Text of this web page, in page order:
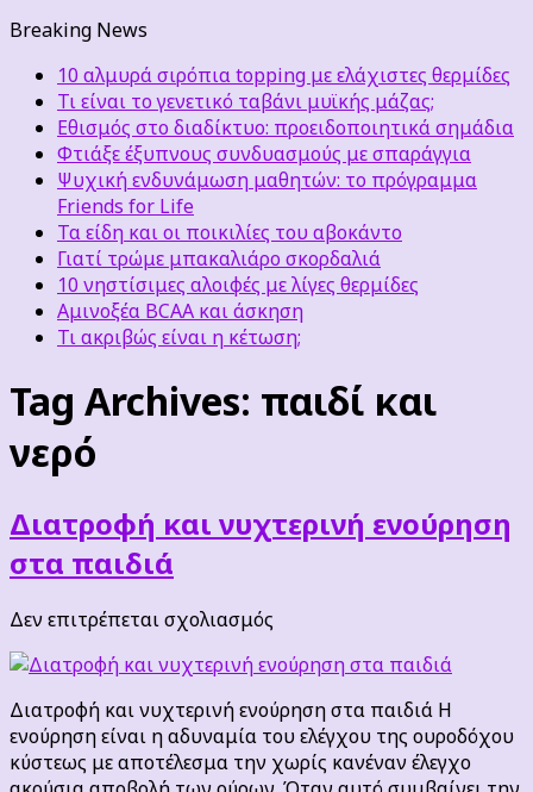
Breaking News
10 αλμυρά σιρόπια topping με ελάχιστες θερμίδες
Τι είναι το γενετικό ταβάνι μυϊκής μάζας;
Εθισμός στο διαδίκτυο: προειδοποιητικά σημάδια
Φτιάξε έξυπνους συνδυασμούς με σπαράγγια
Ψυχική ενδυνάμωση μαθητών: το πρόγραμμα
Friends for Life
Τα είδη και οι ποικιλίες του αβοκάντο
Γιατί τρώμε μπακαλιάρο σκορδαλιά
10 νηστίσιμες αλοιφές με λίγες θερμίδες
Αμινοξέα BCAA και άσκηση
Τι ακριβώς είναι η κέτωση;
Tag Archives: παιδί και
νερό
Διατροφή και νυχτερινή ενούρηση
στα παιδιά
Δεν επιτρέπεται σχολιασμός
και
νυχτερινή
ενούρηση
στα
παιδιά
Διατροφή και νυχτερινή ενούρηση στα παιδιά Η
ενούρηση είναι η αδυναμία του ελέγχου της ουροδόχου
κύστεως με αποτέλεσμα την χωρίς κανέναν έλεγχο